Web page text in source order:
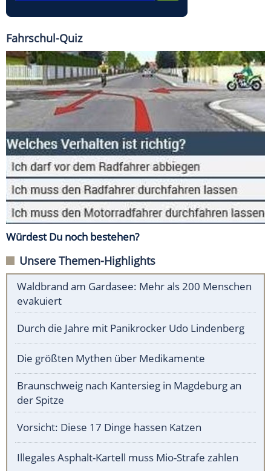
Fahrschul-Quiz
Würdest Du noch bestehen?
Unsere Themen-Highlights
Waldbrand am Gardasee: Mehr als 200 Menschen
evakuiert
Durch die Jahre mit Panikrocker Udo Lindenberg
Die größten Mythen über Medikamente
Braunschweig nach Kantersieg in Magdeburg an
der Spitze
Vorsicht: Diese 17 Dinge hassen Katzen
Illegales Asphalt-Kartell muss Mio-Strafe zahlen